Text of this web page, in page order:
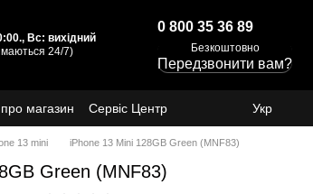
Вс: вихідний
24/7)
0 800 35 36 89
Безкоштовно
Передзвонити вам?
про магазин
Сервіс Центр
Укр
13 mini iPhone 13 Mini 128GB Green (MNF83)
Green (MNF83)